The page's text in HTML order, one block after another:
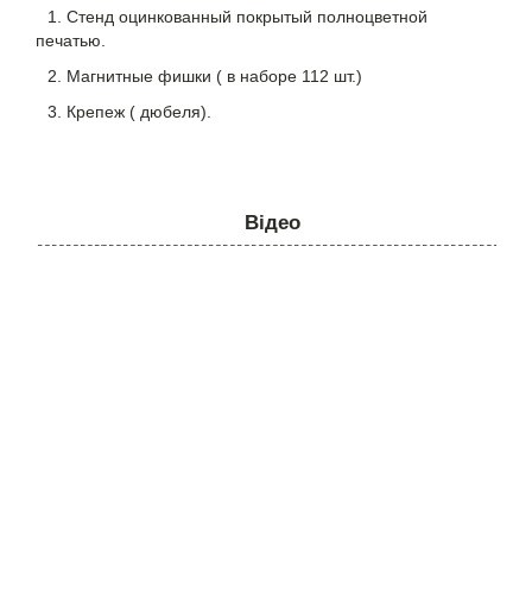
1. Стенд оцинкованный покрытый полноцветной
печатью.
2. Магнитные фишки ( в наборе 112 шт.)
3. Крепеж ( дюбеля).
Відео